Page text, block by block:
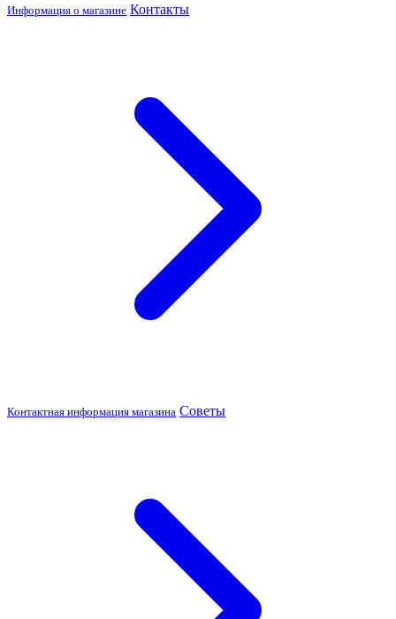
Информация о магазине Контакты
Контактная информация магазина Советы